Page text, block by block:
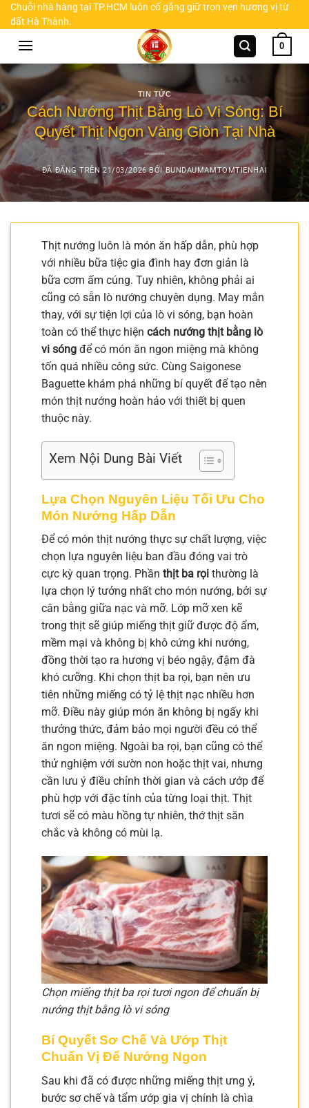
Chuyển
đến
Chuỗi nhà hàng tại TP.HCM luôn cố gắng giữ trọn vẹn hương vị từ
đất Hà Thành.
0
TIN TỨC
Cách Nướng Thịt Bằng Lò Vi Sóng: Bí
Quyết Thịt Ngon Vàng Giòn Tại Nhà
ĐÃ ĐĂNG TRÊN21/03/2026 BỞIBUNDAUMAMTOMTIENHAI
Thịt nướng luôn là món ăn hấp dẫn, phù hợp
với nhiều bữa tiệc gia đình hay đơn giản là
bữa cơm ấm cúng. Tuy nhiên, không phải ai
cũng có sẵn lò nướng chuyên dụng. May mắn
thay, với sự tiện lợi của lò vi sóng, bạn hoàn
toàn có thể thực hiện cách nướng thịt bằng lò
vi sóng để có món ăn ngon miệng mà không
tốn quá nhiều công sức. Cùng Saigonese
Baguette khám phá những bí quyết để tạo nên
món thịt nướng hoàn hảo với thiết bị quen
thuộc này.
Xem Nội Dung Bài Viết
Lựa Chọn Nguyên Liệu Tối Ưu Cho
Món Nướng Hấp Dẫn
Để có món thịt nướng thực sự chất lượng, việc
chọn lựa nguyên liệu ban đầu đóng vai trò
cực kỳ quan trọng. Phần thịt ba rọi thường là
lựa chọn lý tưởng nhất cho món nướng, bởi sự
cân bằng giữa nạc và mỡ. Lớp mỡ xen kẽ
trong thịt sẽ giúp miếng thịt giữ được độ ẩm,
mềm mại và không bị khô cứng khi nướng,
đồng thời tạo ra hương vị béo ngậy, đậm đà
khó cưỡng. Khi chọn thịt ba rọi, bạn nên ưu
tiên những miếng có tỷ lệ thịt nạc nhiều hơn
mỡ. Điều này giúp món ăn không bị ngấy khi
thưởng thức, đảm bảo mọi người đều có thể
ăn ngon miệng. Ngoài ba rọi, bạn cũng có thể
thử nghiệm với sườn non hoặc thịt vai, nhưng
cần lưu ý điều chỉnh thời gian và cách ướp để
phù hợp với đặc tính của từng loại thịt. Thịt
tươi sẽ có màu hồng tự nhiên, thớ thịt săn
chắc và không có mùi lạ.
Chọn miếng thịt ba rọi tươi ngon để chuẩn bị
nướng thịt bằng lò vi sóng
Bí Quyết Sơ Chế Và Ướp Thịt
Chuẩn Vị Để Nướng Ngon
Sau khi đã có được những miếng thịt ưng ý,
bước sơ chế và tẩm ướp gia vị chính là chìa